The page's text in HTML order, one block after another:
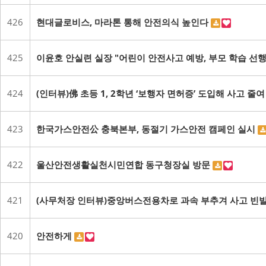
426 현대글로비스, 마라톤 통해 안전의식 높인다
425 이윤호 안실련 실장 "어린이 안전사고 예방, 부모 학습 선
424 (인터뷰)佛 초등 1, 2학년 ‘보행자 면허증’ 도입해 사고 줄
423 한국가스안전公 충북본부, 동절기 가스안전 캠페인 실시
422 울산안전생활실천시민연합 동구청장실 방문
421 (사무처장 인터뷰)중앙버스전용차로 과속 부추겨 사고
420 안전하게